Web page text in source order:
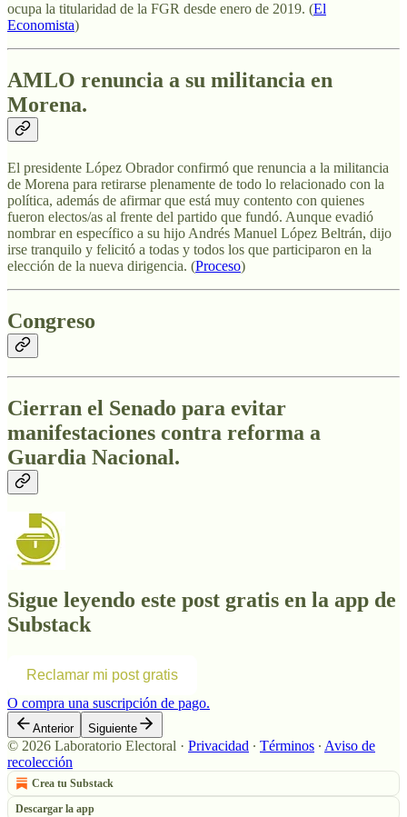
ocupa la titularidad de la FGR desde enero de 2019. (El
Economista)
AMLO renuncia a su militancia en
Morena.
El presidente López Obrador confirmó que renuncia a la militancia
de Morena para retirarse plenamente de todo lo relacionado con la
política, además de afirmar que está muy contento con quienes
fueron electos/as al frente del partido que fundó. Aunque evadió
nombrar en específico a su hijo Andrés Manuel López Beltrán, dijo
irse tranquilo y felicitó a todas y todos los que participaron en la
elección de la nueva dirigencia. (Proceso)
Congreso
Cierran el Senado para evitar
manifestaciones contra reforma a
Guardia Nacional.
Sigue leyendo este post gratis en la app de
Substack
Reclamar mi post gratis
O compra una suscripción de pago.
Anterior Siguiente
© 2026 Laboratorio Electoral · Privacidad ∙ Términos ∙ Aviso de
recolección
Crea tu Substack
Descargar la app